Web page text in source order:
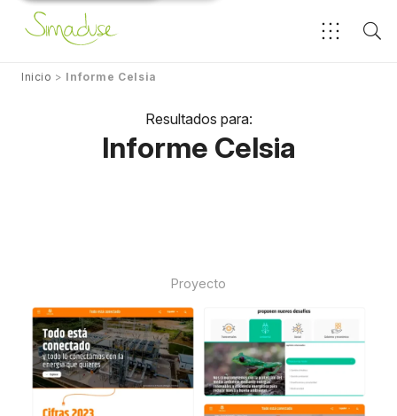
Inicio > Informe Celsia
Resultados para:
Informe Celsia
Proyecto